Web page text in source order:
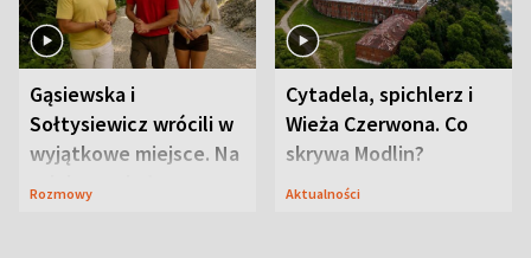
Gąsiewska i
Sołtysiewicz wrócili w
wyjątkowe miejsce. Na
szlaku czekał
Rozmowy
Cytadela, spichlerz i
Wieża Czerwona. Co
skrywa Modlin?
Aktualności